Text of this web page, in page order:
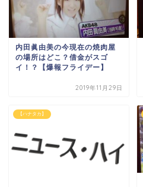
内田眞由美の今現在の焼肉屋
の場所はどこ？借金がスゴ
イ！？【爆報フライデー】
2019年11月29日
【ハナタカ】